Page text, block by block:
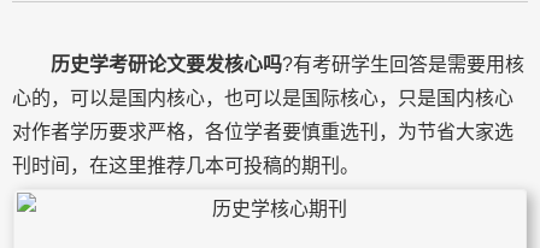
在线咨询 关于我们
历史学考研论文要发核心吗?有考研学生回答是需要用核
心的，可以是国内核心，也可以是国际核心，只是国内核心
对作者学历要求严格，各位学者要慎重选刊，为节省大家选
刊时间，在这里推荐几本可投稿的期刊。